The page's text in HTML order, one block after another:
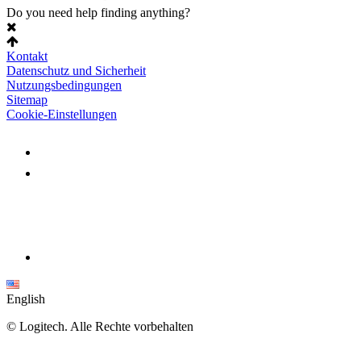
Do you need help finding anything?
Kontakt
Datenschutz und Sicherheit
Nutzungsbedingungen
Sitemap
Cookie-Einstellungen
English
© Logitech. Alle Rechte vorbehalten